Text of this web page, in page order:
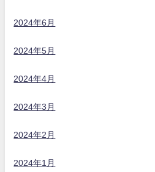
2024年6月
2024年5月
2024年4月
2024年3月
2024年2月
2024年1月